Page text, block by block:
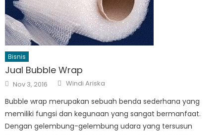
Bisnis
Jual Bubble Wrap
Posted
on
Nov 3, 2016 Author
Windi Ariska
Bubble wrap merupakan sebuah benda sederhana yang
memiliki fungsi dan kegunaan yang sangat bermanfaat.
Dengan gelembung-gelembung udara yang tersusun